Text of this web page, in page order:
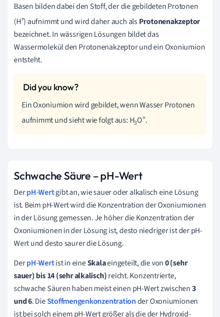
Basen bilden dabei den Stoff, der die gebildeten Protonen
(H+) aufnimmt und wird daher auch alsProtonenakzeptor
bezeichnet. In wässrigen Lösungen bildet das
Wassermolekül den Protonenakzeptor und ein Oxoniumion
entsteht.
Ein Oxoniumion wird gebildet, wenn Wasser Protonen
aufnimmt und sieht wie folgt aus: H3O+.
Schwache Säure – pH-Wert
DerpH-Wertgibt an, wie sauer oder alkalisch eine Lösung
ist. Beim pH-Wert wird die Konzentration der Oxoniumionen
in der Lösung gemessen. Je höher die Konzentration der
Oxoniumionen in der Lösung ist, desto niedriger ist der pH-
Wert und desto saurer die Lösung.
DerpH-Wertist in eineSkalaeingeteilt, die von0 (sehr
sauer) bis 14 (sehr alkalisch)reicht. Konzentrierte,
schwache Säuren haben meist einen pH-Wert zwischen3
und 6. DieStoffmengenkonzentrationder Oxoniumionen
ist bei solch einem pH-Wert größer als die der Hydroxid-